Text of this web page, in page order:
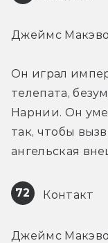
Джеймс
Он играл
телепата,
Нарнии. Он
так, чтобы
ангельская
72 Контакт
Джеймс